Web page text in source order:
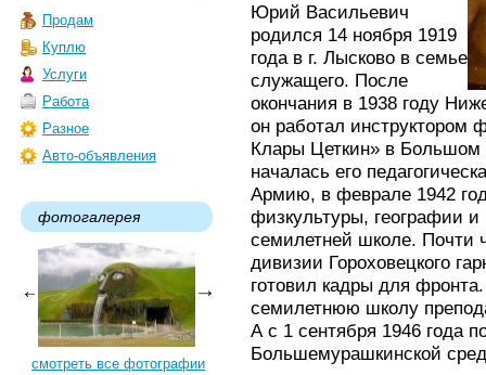
Продам
Куплю
Услуги
Работа
Разное
Авто-объявления
фотогалерея
смотреть все фотографии
Юрий Васильевич
родился 14 ноября 1919
года в г. Лысково в семье
служащего. После
окончания в 1938 году
он работал инструктором
Клары Цеткин» в Большом
началась его
Армию, в феврале 1942
физкультуры, географии
семилетней школе. Почти
дивизии Гороховецкого
готовил кадры для
семилетнюю школу
А с 1 сентября 1946 года
Большемурашкинской